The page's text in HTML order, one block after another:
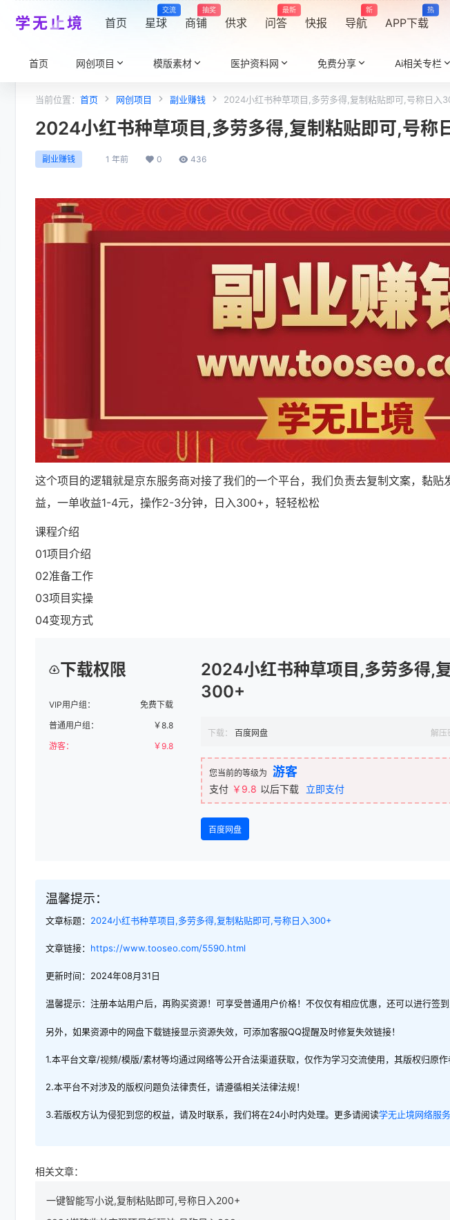
学无止境 首页 星球
交流
商铺
抽奖
供求 问答
最新
快报 导航
新
APP下载
热
首页 网创项目 模版素材 医护资料网 免费分享 Ai相关专栏
当前位置： 首页 网创项目 副业赚钱 2024小红书种草项目,多劳多得,复制粘贴即可,号称日入
2024小红书种草项目,多劳多得,复制粘贴即可,号称
副业赚钱 1 年前 0 436
这个项目的逻辑就是京东服务商对接了我们的一个平台，我们负责去复制文案，黏
益，一单收益1-4元，操作2-3分钟，日入300+，轻轻松松
课程介绍
01项目介绍
02准备工作
03项目实操
04变现方式
下载权限
VIP用户组：
免费下载
普通用户组：
￥8.8
游客：
￥9.8
2024小红书种草项目,多劳多得,
300+
下载： 百度网盘 解压
您当前的等级为 游客
支付 ￥9.8 以后下载 立即支付
百度网盘
温馨提示：
文章标题： 2024小红书种草项目,多劳多得,复制粘贴即可,号称日入300+
文章链接： https://www.tooseo.com/5590.html
更新时间：2024年08月31日
温馨提示：注册本站用户后，再购买资源！可享受普通用户价格！不仅仅有相应优惠，还可以进行签到
另外，如果资源中的网盘下载链接显示资源失效，可添加客服QQ提醒及时修复失效链接！
1.本平台文章/视频/模版/素材等均通过网络等公开合法渠道获取，仅作为学习交流使用，其版权归原作
2.本平台不对涉及的版权问题负法律责任，请遵循相关法律法规！
3.若版权方认为侵犯到您的权益，请及时联系，我们将在24小时内处理。更多请阅读学无止境网络服
相关文章：
一键智能写小说,复制粘贴即可,号称日入200+